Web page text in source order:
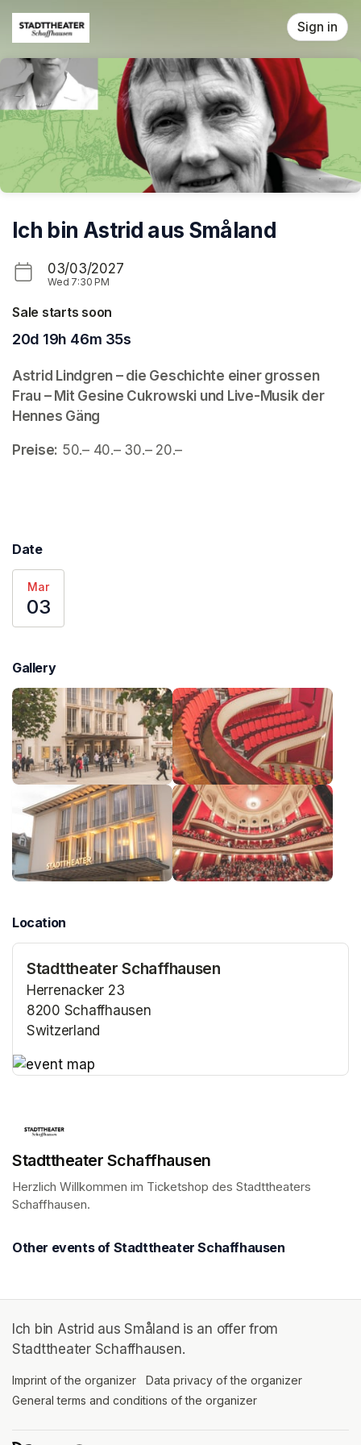
Skip header
Sign in
Ich bin Astrid aus Småland
03/03/2027
Wed 7:30 PM
Sale starts soon
20d 19h 46m 35s
Astrid Lindgren – die Geschichte einer grossen
Frau – Mit Gesine Cukrowski und Live-Musik der
Hennes Gäng
Preise: 50.– 40.– 30.– 20.–
Date
Mar
03
Gallery
Location
Stadttheater Schaffhausen
Herrenacker 23
8200 Schaffhausen
Switzerland
Stadttheater Schaffhausen
Herzlich Willkommen im Ticketshop des Stadttheaters
Schaffhausen.
Other events of Stadttheater Schaffhausen
Ich bin Astrid aus Småland is an offer from
Stadttheater Schaffhausen.
Imprint of the organizer (opens in a new tab)
Data privacy of the organizer
General terms and conditions of the organizer